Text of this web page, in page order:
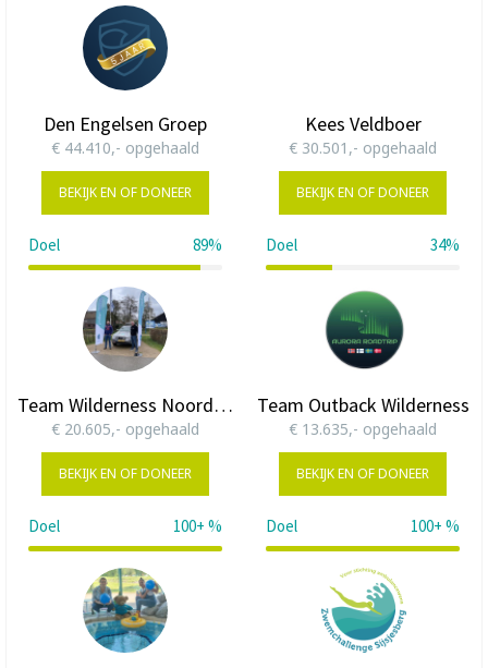
Den Engelsen Groep
€ 44.410,- opgehaald
BEKIJK EN OF DONEER
Doel 89%
89%
Kees Veldboer
€ 30.501,- opgehaald
BEKIJK EN OF DONEER
Doel 34%
34%
Team Wilderness Noordkaap 2024
€ 20.605,- opgehaald
BEKIJK EN OF DONEER
Doel 100+ %
103%
Team Outback Wilderness
€ 13.635,- opgehaald
BEKIJK EN OF DONEER
Doel 100+ %
136%